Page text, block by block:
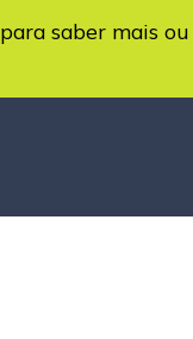
para saber mais